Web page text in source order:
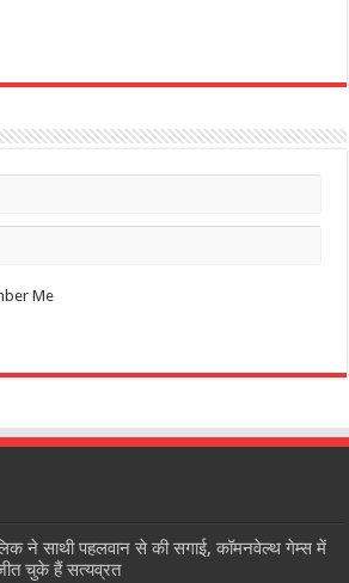
Me
ने साथी पहलवान से की सगाई, कॉमनवेल्थ गेम्स में
चुके हैं सत्यव्रत